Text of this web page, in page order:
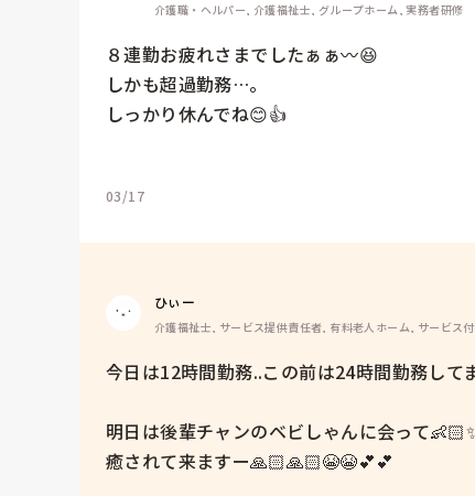
介護職・ヘルパー, 介護福祉士, グループホーム, 実務者研修
８連勤お疲れさまでしたぁぁ〰️😆
しかも超過勤務…。
しっかり休んでね😊👍
03/17
ひぃー
介護福祉士, サービス提供責任者, 有料老人ホーム, サービス
今日は12時間勤務..この前は24時間勤務して
明日は後輩チャンのベビしゃんに会って
癒されて来ますー🙏🏻🙏🏻😭😭💕💕